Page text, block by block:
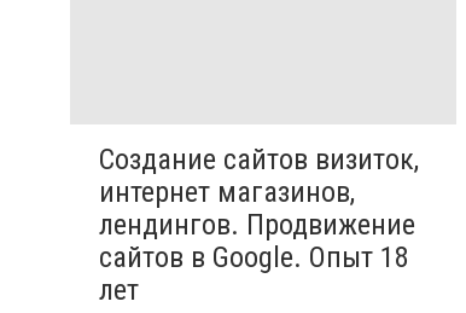
Создание сайтов визиток,
интернет магазинов,
лендингов. Продвижение
сайтов в Google. Опыт 18
лет